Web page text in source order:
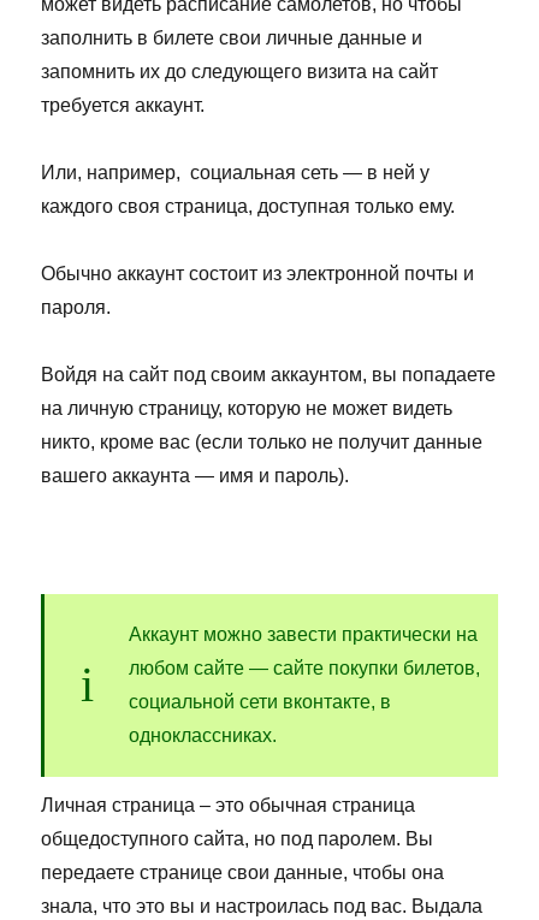
может видеть расписание самолетов, но чтобы
заполнить в билете свои личные данные и
запомнить их до следующего визита на сайт
требуется аккаунт.
Или, например, социальная сеть — в ней у
каждого своя страница, доступная только ему.
Обычно аккаунт состоит из электронной почты и
пароля.
Войдя на сайт под своим аккаунтом, вы попадаете
на личную страницу, которую не может видеть
никто, кроме вас (если только не получит данные
вашего аккаунта — имя и пароль).
Аккаунт можно завести практически на
любом сайте — сайте покупки билетов,
социальной сети вконтакте, в
одноклассниках.
Личная страница – это обычная страница
общедоступного сайта, но под паролем. Вы
передаете странице свои данные, чтобы она
знала, что это вы и настроилась под вас. Выдала